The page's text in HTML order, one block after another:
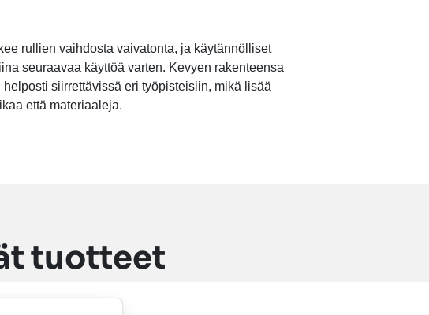
rullien vaihdosta vaivatonta, ja käytännölliset
seuraavaa käyttöä varten. Kevyen rakenteensa
siirrettävissä eri työpisteisiin, mikä lisää
että materiaaleja.
tuotteet